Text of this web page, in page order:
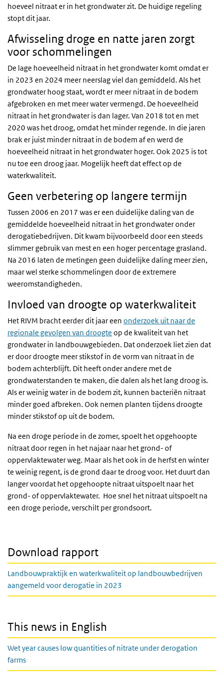
hoeveel nitraat er in het grondwater zit. De huidige regeling
stopt dit jaar.
Afwisseling droge en natte jaren zorgt
voor schommelingen
De lage hoeveelheid nitraat in het grondwater komt omdat er
in 2023 en 2024 meer neerslag viel dan gemiddeld. Als het
grondwater hoog staat, wordt er meer nitraat in de bodem
afgebroken en met meer water vermengd. De hoeveelheid
nitraat in het grondwater is dan lager. Van 2018 tot en met
2020 was het droog, omdat het minder regende. In die jaren
brak er juist minder nitraat in de bodem af en werd de
hoeveelheid nitraat in het grondwater hoger. Ook 2025 is tot
nu toe een droog jaar. Mogelijk heeft dat effect op de
waterkwaliteit.
Geen verbetering op langere termijn
Tussen 2006 en 2017 was er een duidelijke daling van de
gemiddelde hoeveelheid nitraat in het grondwater onder
derogatiebedrijven. Dit kwam bijvoorbeeld door een steeds
slimmer gebruik van mest en een hoger percentage grasland.
Na 2016 laten de metingen geen duidelijke daling meer zien,
maar wel sterke schommelingen door de extremere
weeromstandigheden.
Invloed van droogte op waterkwaliteit
Het RIVM bracht eerder dit jaar een onderzoek uit naar de
regionale gevolgen van droogte op de kwaliteit van het
grondwater in landbouwgebieden. Dat onderzoek liet zien dat
er door droogte meer stikstof in de vorm van nitraat in de
bodem achterblijft. Dit heeft onder andere met de
grondwaterstanden te maken, die dalen als het lang droog is.
Als er weinig water in de bodem zit, kunnen bacteriën nitraat
minder goed afbreken. Ook nemen planten tijdens droogte
minder stikstof op uit de bodem.
Na een droge periode in de zomer, spoelt het opgehoopte
nitraat door regen in het najaar naar het grond- of
oppervlaktewater weg. Maar als het ook in de herfst en winter
te weinig regent, is de grond daar te droog voor. Het duurt dan
langer voordat het opgehoopte nitraat uitspoelt naar het
grond- of oppervlaktewater. Hoe snel het nitraat uitspoelt na
een droge periode, verschilt per grondsoort.
Download rapport
Landbouwpraktijk en waterkwaliteit op landbouwbedrijven
aangemeld voor derogatie in 2023
This news in English
Wet year causes low quantities of nitrate under derogation
farms